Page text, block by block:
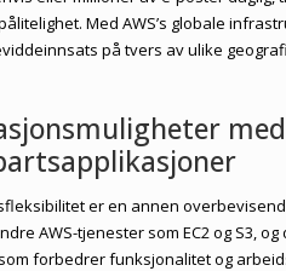
Med AWS’s globale
på tvers av ulike
er en annen
AWS-tjenester som EC2 og S3,
forbedrer funksjonalitet og